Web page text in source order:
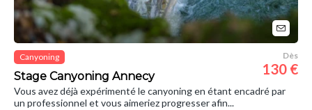
Canyoning
Stage Canyoning Annecy
Dès
130 €
Vous avez déjà expérimenté le canyoning en étant encadré par
un professionnel et vous aimeriez progresser afin...